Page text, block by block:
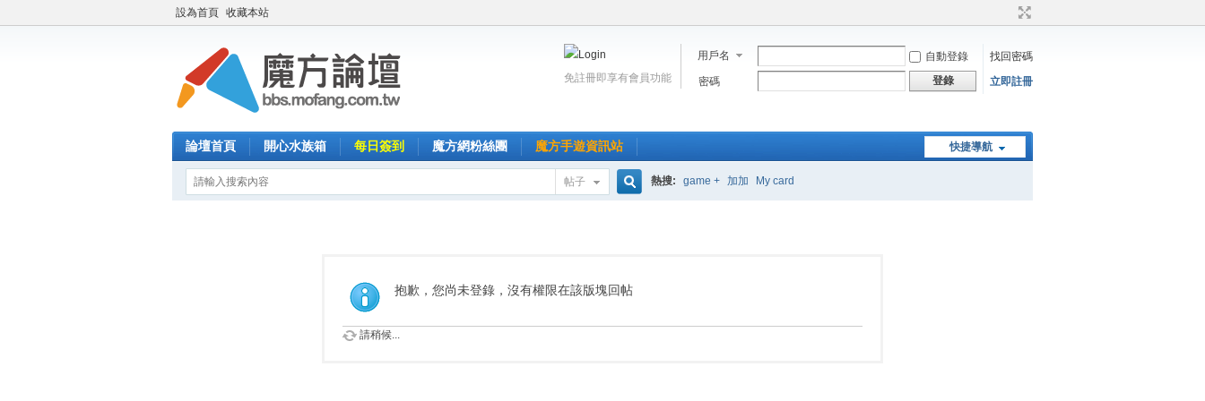
設為首頁 收藏本站
用戶名 自動登錄
找回密碼
密碼
登錄 立即註冊
免註冊即享有會員功能
快捷導航
論壇首頁 開心水族箱 每日簽到 魔方網粉絲團 魔方手遊資訊站
帖子
索
熱搜: game + 加加 My card
抱歉，您尚未登錄，沒有權限在該版塊回帖
請稍候...